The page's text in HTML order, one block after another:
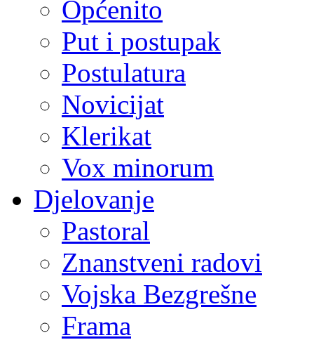
Općenito
Put i postupak
Postulatura
Novicijat
Klerikat
Vox minorum
Djelovanje
Pastoral
Znanstveni radovi
Vojska Bezgrešne
Frama